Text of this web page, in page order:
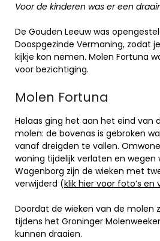
Voor de kinderen was er een
De Gouden Leeuw was
Doospgezinde Vermaning, zodat
kijkje kon nemen. Molen Fortuna
voor bezichtiging.
Molen Fortuna
Helaas ging het aan het eind van
molen: de bovenas is gebroken
vanaf dreigden te vallen.
woning tijdelijk verlaten en wegen
Wagenborg zijn de wieken met
verwijderd (klik hier voor foto’s en
Doordat de wieken van de molen
tijdens het Groninger
kunnen draaien.